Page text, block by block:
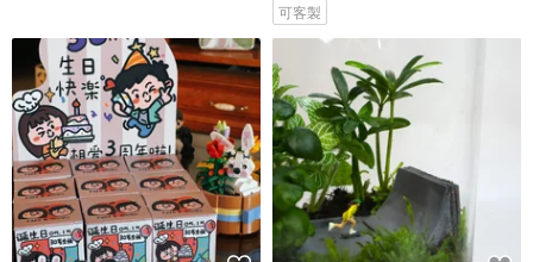
可客製